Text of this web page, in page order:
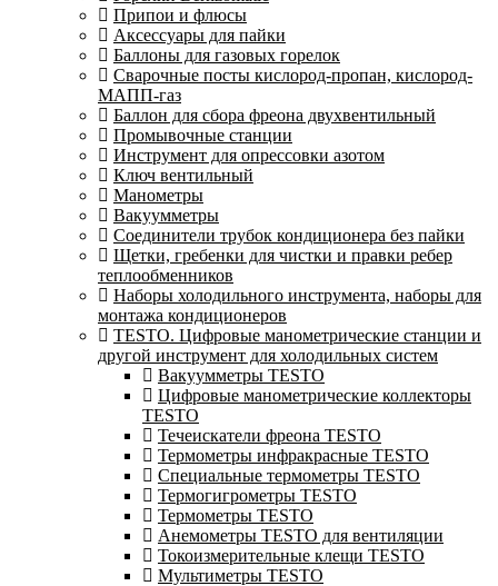
Припои и флюсы
Аксессуары для пайки
Баллоны для газовых горелок
Сварочные посты кислород-пропан, кислород-
МАПП-газ
Баллон для сбора фреона двухвентильный
Промывочные станции
Инструмент для опрессовки азотом
Ключ вентильный
Манометры
Вакуумметры
Соединители трубок кондиционера без пайки
Щетки, гребенки для чистки и правки ребер
теплообменников
Наборы холодильного инструмента, наборы для
монтажа кондиционеров
TESTO. Цифровые манометрические станции и
другой инструмент для холодильных систем
Вакуумметры TESTO
Цифровые манометрические коллекторы
TESTO
Течеискатели фреона TESTO
Термометры инфракрасные TESTO
Специальные термометры TESTO
Термогигрометры TESTO
Термометры TESTO
Анемометры TESTO для вентиляции
Токоизмерительные клещи TESTO
Мультиметры TESTO